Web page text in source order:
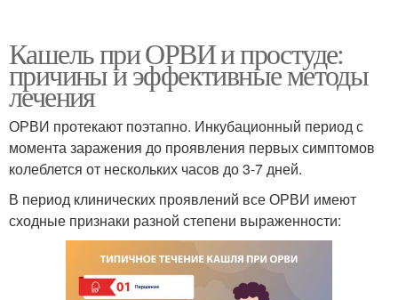
Кашель при ОРВИ и простуде:
причины и эффективные методы
лечения
ОРВИ протекают поэтапно. Инкубационный период с
момента заражения до проявления первых симптомов
колеблется от нескольких часов до 3-7 дней.
В период клинических проявлений все ОРВИ имеют
сходные признаки разной степени выраженности: